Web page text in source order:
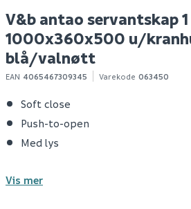
V&b antao servantskap
1000x360x500 u/
blå/valnøtt
EAN 4065467309345 Varekode 063450
Soft close
Push-to-open
Med lys
Vis mer